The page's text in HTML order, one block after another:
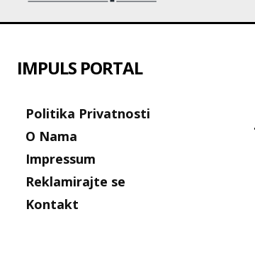
IMPULS PORTAL
Politika Privatnosti
O Nama
Impressum
Reklamirajte se
Kontakt